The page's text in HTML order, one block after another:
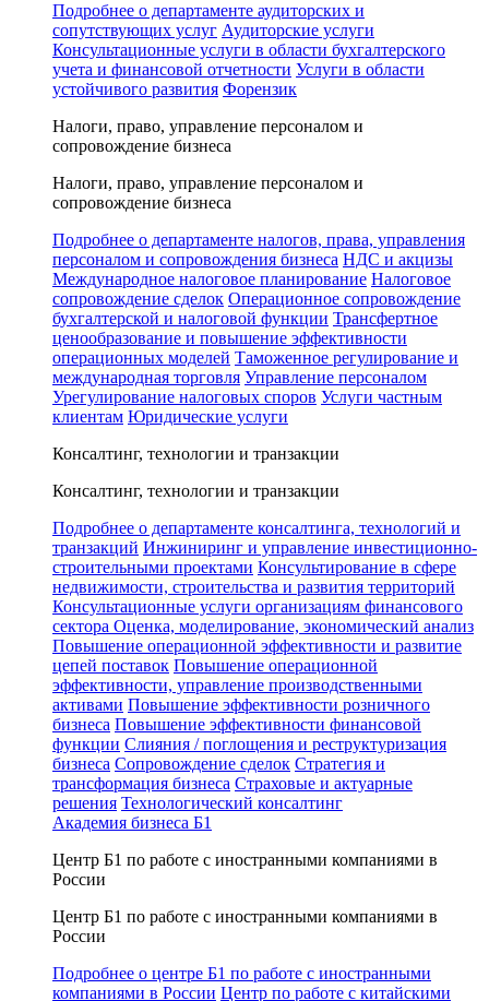
Подробнее о департаменте аудиторских и
сопутствующих услуг Аудиторские услуги
Консультационные услуги в области бухгалтерского
учета и финансовой отчетности Услуги в области
устойчивого развития Форензик
Налоги, право, управление персоналом и
сопровождение бизнеса
Налоги, право, управление персоналом и
сопровождение бизнеса
Подробнее о департаменте налогов, права, управления
персоналом и сопровождения бизнеса НДС и акцизы
Международное налоговое планирование Налоговое
сопровождение сделок Операционное сопровождение
бухгалтерской и налоговой функции Трансфертное
ценообразование и повышение эффективности
операционных моделей Таможенное регулирование и
международная торговля Управление персоналом
Урегулирование налоговых споров Услуги частным
клиентам Юридические услуги
Консалтинг, технологии и транзакции
Консалтинг, технологии и транзакции
Подробнее о департаменте консалтинга, технологий и
транзакций Инжиниринг и управление инвестиционно-
строительными проектами Консультирование в сфере
недвижимости, строительства и развития территорий
Консультационные услуги организациям финансового
сектора Оценка, моделирование, экономический анализ
Повышение операционной эффективности и развитие
цепей поставок Повышение операционной
эффективности, управление производственными
активами Повышение эффективности розничного
бизнеса Повышение эффективности финансовой
функции Слияния / поглощения и реструктуризация
бизнеса Сопровождение сделок Стратегия и
трансформация бизнеса Страховые и актуарные
решения Технологический консалтинг
Академия бизнеса Б1
Центр Б1 по работе с иностранными компаниями в
России
Центр Б1 по работе с иностранными компаниями в
России
Подробнее о центре Б1 по работе с иностранными
компаниями в России Центр по работе с китайскими